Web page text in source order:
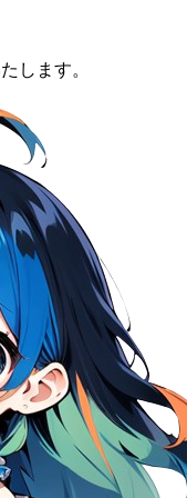
します。